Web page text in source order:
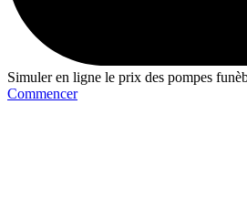
Simuler en ligne le prix des pompes
Commencer